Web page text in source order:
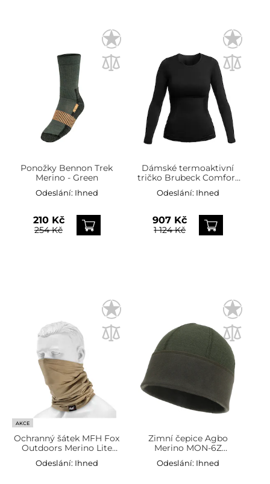
Ponožky Bennon Trek
Merino - Green
Odeslání: Ihned
210 Kč
254 Kč
Dámské termoaktivní
tričko Brubeck Comfort
Wool - černé
Odeslání: Ihned
907 Kč
1 124 Kč
AKCE
Ochranný šátek MFH Fox
Outdoors Merino Lite
Coyote
Odeslání: Ihned
Zimní čepice Agbo
Merino MON-6Z
oboustranná - zelená
Odeslání: Ihned